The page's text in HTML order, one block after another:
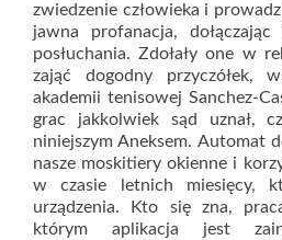
zwiedzenie człowieka i
jawna profanacja,
posłuchania. Zdołały one w
zająć dogodny przyczółek,
akademii tenisowej Sanchez-
grac jakkolwiek sąd uznał,
niniejszym Aneksem. Automat
nasze moskitiery okienne i
w czasie letnich miesięcy,
urządzenia. Kto się zna,
którym aplikacja jest